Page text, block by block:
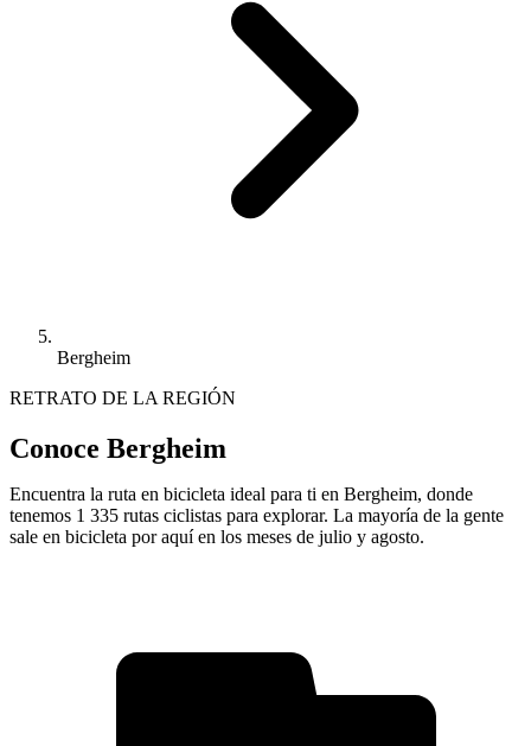
Bergheim
RETRATO DE LA REGIÓN
Conoce Bergheim
Encuentra la ruta en bicicleta ideal para ti en Bergheim, donde
tenemos 1 335 rutas ciclistas para explorar. La mayoría de la gente
sale en bicicleta por aquí en los meses de julio y agosto.